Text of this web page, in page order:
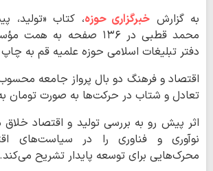
به گزارش خبرگزاری حوزه، کتاب «تولید،
محمد قطبی در ۱۳۶ صفحه
دفتر تبلیغات اسلامی حوزه علمیه قم به
اقتصاد و فرهنگ دو بال پرواز جامعه
تعادل و شتاب در حرکت‌ها به صورت تومان
اثر پیش رو به بررسی تولید و اقتصاد خلاق
نوآوری و فناوری را در سیاست‌های
محرک‌هایی برای توسعه پایدار تشریح می‌کند.